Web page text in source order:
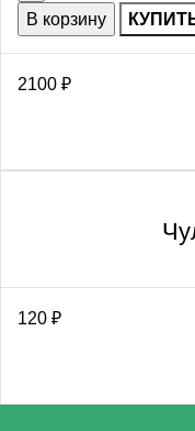
В корзину
2100 ₽
120 ₽